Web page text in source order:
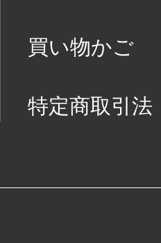
買い物かご
特定商取引法